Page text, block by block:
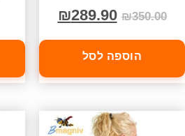
₪350.00
₪289.90
הוספה לסל